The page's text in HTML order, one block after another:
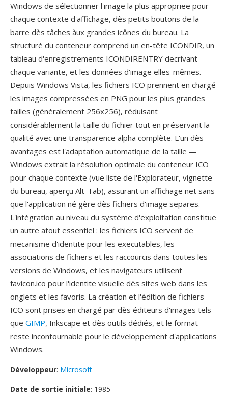
Windows de sélectionner l'image la plus appropriee pour
chaque contexte d'affichage, dès petits boutons de la
barre dès tâches àux grandes icônes du bureau. La
structuré du conteneur comprend un en-tête ICONDIR, un
tableau d'enregistrements ICONDIRENTRY decrivant
chaque variante, et les données d'image elles-mêmes.
Depuis Windows Vista, les fichiers ICO prennent en chargé
les images compressées en PNG pour les plus grandes
tailles (généralement 256x256), réduisant
considérablement la taille du fichier tout en préservant la
qualité avec une transparence alpha complète. L'un dès
avantages est l'adaptation automatique de la taille —
Windows extrait la résolution optimale du conteneur ICO
pour chaque contexte (vue liste de l'Explorateur, vignette
du bureau, aperçu Alt-Tab), assurant un affichage net sans
que l'application né gère dès fichiers d'image separes.
L'intégration au niveau du système d'exploitation constitue
un autre atout essentiel : les fichiers ICO servent de
mecanisme d'identite pour les executables, les
associations de fichiers et les raccourcis dans toutes les
versions de Windows, et les navigateurs utilisent
favicon.ico pour l'identite visuelle dès sites web dans les
onglets et les favoris. La création et l'édition de fichiers
ICO sont prises en chargé par dès éditeurs d'images tels
que GIMP, Inkscape et dès outils dédiés, et le format
reste incontournable pour le développement d'applications
Windows.
Développeur: Microsoft
Date de sortie initiale: 1985